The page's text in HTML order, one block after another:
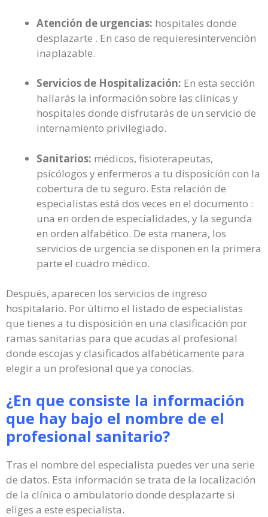
Atención de urgencias: hospitales donde
desplazarte . En caso de requieresintervención
inaplazable.
Servicios de Hospitalización: En esta sección
hallarás la información sobre las clínicas y
hospitales donde disfrutarás de un servicio de
internamiento privilegiado.
Sanitarios: médicos, fisioterapeutas,
psicólogos y enfermeros a tu disposición con la
cobertura de tu seguro. Esta relación de
especialistas está dos veces en el documento :
una en orden de especialidades, y la segunda
en orden alfabético. De esta manera, los
servicios de urgencia se disponen en la primera
parte el cuadro médico.
Después, aparecen los servicios de ingreso
hospitalario. Por último el listado de especialistas
que tienes a tu disposición en una clasificación por
ramas sanitarias para que acudas al profesional
donde escojas y clasificados alfabéticamente para
elegir a un profesional que ya conocías.
¿En que consiste la información
que hay bajo el nombre de el
profesional sanitario?
Tras el nombre del especialista puedes ver una serie
de datos. Esta información se trata de la localización
de la clínica o ambulatorio donde desplazarte si
eliges a este especialista.